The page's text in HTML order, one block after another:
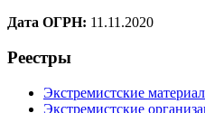
Дата ОГРН: 11.11.2020
Реестры
Экстремистские
Экстремистские